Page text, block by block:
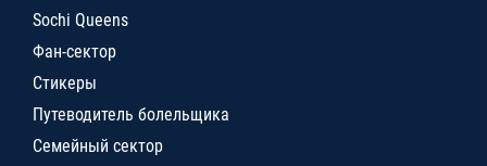
Sochi Queens
Фан-сектор
Стикеры
Путеводитель болельщика
Семейный сектор